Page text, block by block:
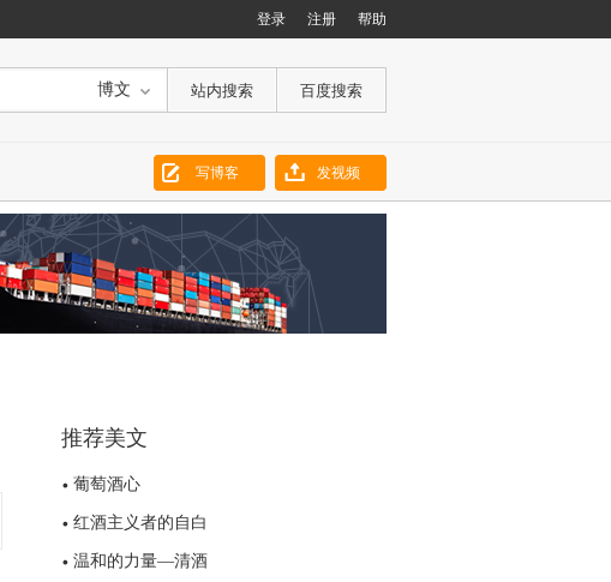
帮助
注册
登录
博文
发视频
写博客
推荐美文
葡萄酒心
红酒主义者的自白
温和的力量—清酒